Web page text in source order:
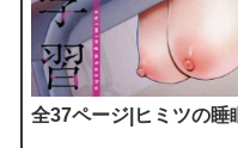
全37ページ|ヒミツの